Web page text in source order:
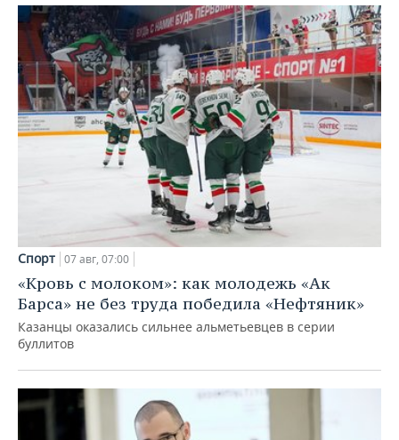
Спорт 07 авг, 07:00
«Кровь с молоком»: как молодежь «Ак
Барса» не без труда победила «Нефтяник»
Казанцы оказались сильнее альметьевцев в серии
буллитов